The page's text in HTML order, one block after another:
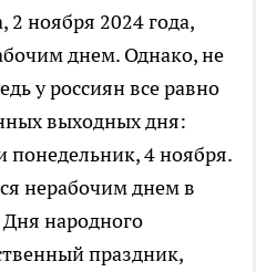
2 ноября 2024 года,
днем. Однако, не
у россиян все равно
выходных дня:
понедельник, 4 ноября.
нерабочим днем в
народного
праздник,